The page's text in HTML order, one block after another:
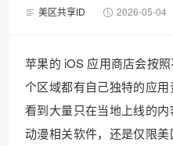
美区共享ID 2026-05-04
苹果的 iOS 应用商店会按
个区域都有自己独特的应
看到大量只在当地上线的内
动漫相关软件，还是仅限